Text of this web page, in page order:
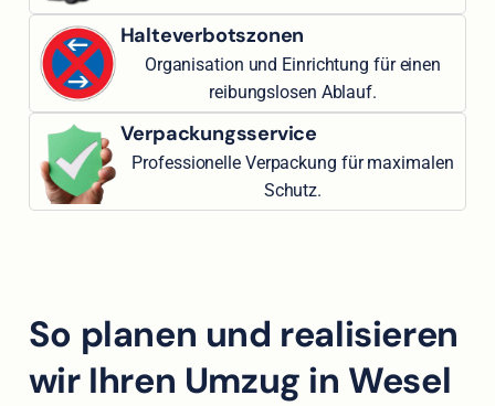
Halteverbotszonen
Organisation und Einrichtung für einen
reibungslosen Ablauf.
Verpackungsservice
Professionelle Verpackung für maximalen
Schutz.
So planen und realisieren
wir Ihren Umzug in Wesel